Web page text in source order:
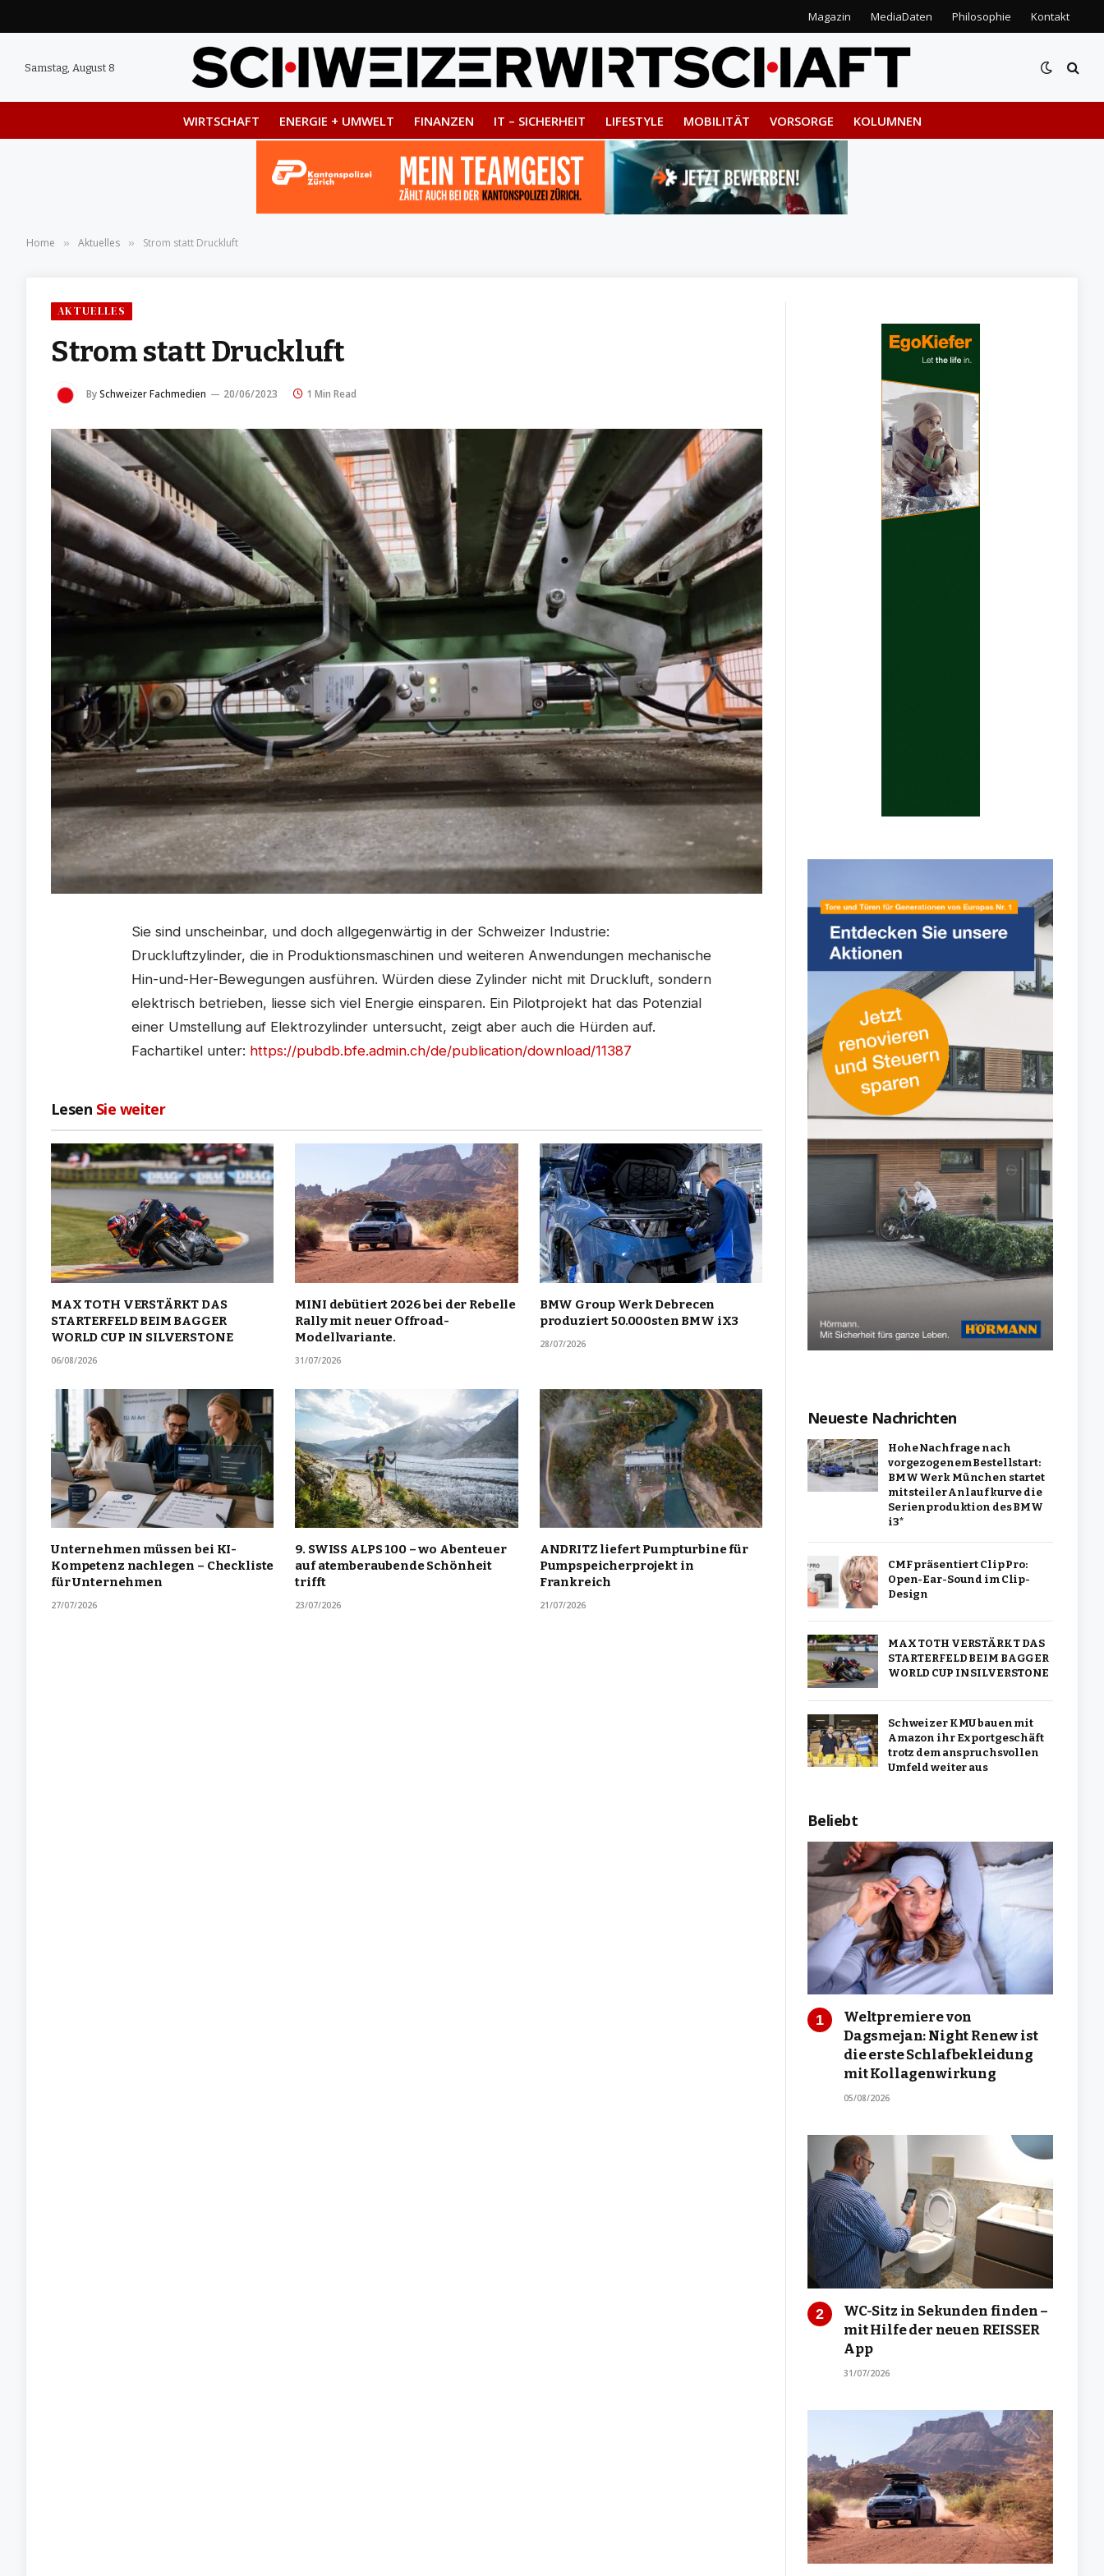
Magazin MediaDaten Philosophie Kontakt
Samstag, August 8
WIRTSCHAFT ENERGIE + UMWELT FINANZEN IT – SICHERHEIT LIFESTYLE MOBILITÄT VORSORGE KOLUMNEN
Home » Aktuelles » Strom statt Druckluft
AKTUELLES
Strom statt Druckluft
BySchweizer Fachmedien 20/06/2023 1 Min Read
Sie sind unscheinbar, und doch allgegenwärtig in der Schweizer Industrie:
Druckluftzylinder, die in Produktionsmaschinen und weiteren Anwendungen mechanische
Hin-und-Her-Bewegungen ausführen. Würden diese Zylinder nicht mit Druckluft, sondern
elektrisch betrieben, liesse sich viel Energie einsparen. Ein Pilotprojekt hat das Potenzial
einer Umstellung auf Elektrozylinder untersucht, zeigt aber auch die Hürden auf.
Fachartikel unter: https://pubdb.bfe.admin.ch/de/publication/download/11387
Lesen Sie weiter
MAX TOTH VERSTÄRKT DAS
STARTERFELD BEIM BAGGER
WORLD CUP IN SILVERSTONE
06/08/2026
MINI debütiert 2026 bei der Rebelle
Rally mit neuer Offroad-
Modellvariante.
31/07/2026
BMW Group Werk Debrecen
produziert 50.000sten BMW iX3
28/07/2026
Unternehmen müssen bei KI-
Kompetenz nachlegen – Checkliste
für Unternehmen
27/07/2026
9. SWISS ALPS 100 – wo Abenteuer
auf atemberaubende Schönheit
trifft
23/07/2026
ANDRITZ liefert Pumpturbine für
Pumpspeicherprojekt in
Frankreich
21/07/2026
Neueste Nachrichten
Hohe Nachfrage nach
vorgezogenem Bestellstart:
BMW Werk München startet
mit steiler Anlaufkurve die
Serienproduktion des BMW
i3*
CMF präsentiert Clip Pro:
Open-Ear-Sound im Clip-
Design
MAX TOTH VERSTÄRKT DAS
STARTERFELD BEIM BAGGER
WORLD CUP IN SILVERSTONE
Schweizer KMU bauen mit
Amazon ihr Exportgeschäft
trotz dem anspruchsvollen
Umfeld weiter aus
Beliebt
Weltpremiere von
Dagsmejan: Night Renew ist
die erste Schlafbekleidung
mit Kollagenwirkung
05/08/2026
WC-Sitz in Sekunden finden –
mit Hilfe der neuen REISSER
App
31/07/2026